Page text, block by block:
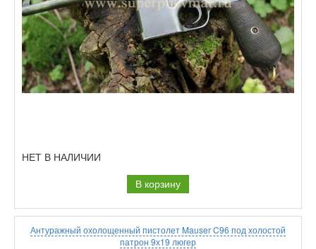
НЕТ В НАЛИЧИИ
В корзину
Антуражный охолощенный пистолет Mauser C96 под холостой
патрон 9х19 люгер